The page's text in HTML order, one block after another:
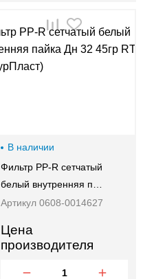
В наличии
Фильтр PP-R сетчатый
белый внутренняя п…
Артикул 0608-0014627
Цена
производителя